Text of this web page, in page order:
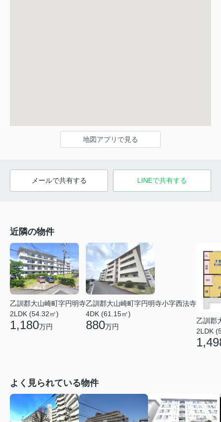
地図アプリで見る
メールで共有する LINEで共有する
近隣の物件
乙訓郡大山崎町字円明寺
2LDK (54.32㎡)
1,180万円
乙訓郡大山崎町字円明寺小字西法寺
4DK (61.15㎡)
880万円
乙訓郡
2LDK
よく見られている物件